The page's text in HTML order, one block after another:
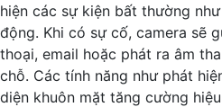
hiện các sự kiện bất thường
động. Khi có sự cố, camera sẽ
thoại, email hoặc phát ra âm
chỗ. Các tính năng như phát
diện khuôn mặt tăng cường